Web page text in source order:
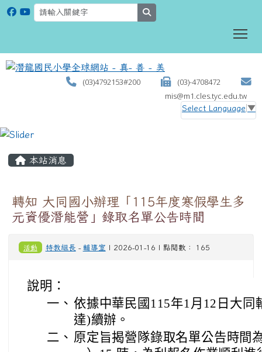
(03)4792153#200
(03)-4708472
mis@m1.cles.tyc.edu.tw
Select Language ▼
本站消息
轉知 大同國小辦理「115年度寒假學生多
元資優潛能營」錄取名單公告時間
活動 特教組長 - 輔導室 | 2026-01-16 | 點閱數： 165
說明：
一、 依據中華民國115年1月12日大同
達)續辦。
二、 原定旨揭營隊錄取名單公告時間